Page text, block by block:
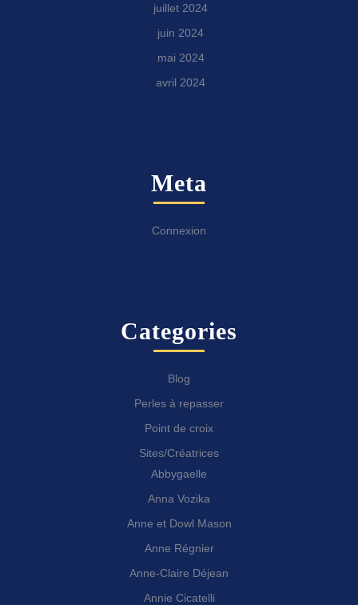
juillet 2024
juin 2024
mai 2024
avril 2024
Meta
Connexion
Categories
Blog
Perles à repasser
Point de croix
Sites/Créatrices
Abbygaelle
Anna Vozika
Anne et Dowl Mason
Anne Régnier
Anne-Claire Déjean
Annie Cicatelli